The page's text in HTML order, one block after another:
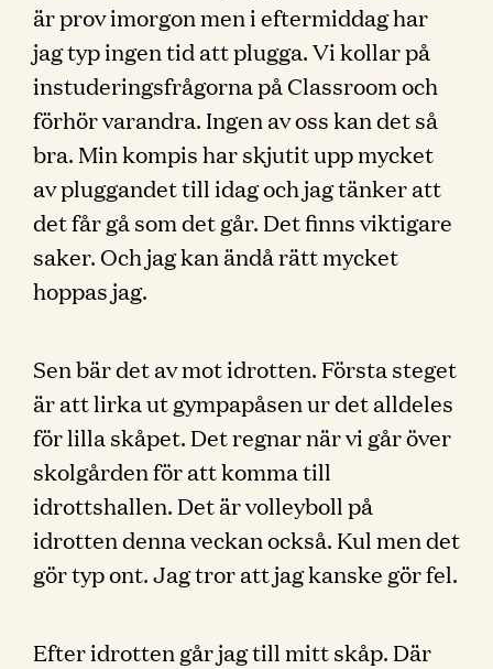
är prov imorgon men i eftermiddag har
jag typ ingen tid att plugga. Vi kollar på
instuderingsfrågorna på Classroom och
förhör varandra. Ingen av oss kan det så
bra. Min kompis har skjutit upp mycket
av pluggandet till idag och jag tänker att
det får gå som det går. Det finns viktigare
saker. Och jag kan ändå rätt mycket
hoppas jag.
Sen bär det av mot idrotten. Första steget
är att lirka ut gympapåsen ur det alldeles
för lilla skåpet. Det regnar när vi går över
skolgården för att komma till
idrottshallen. Det är volleyboll på
idrotten denna veckan också. Kul men det
gör typ ont. Jag tror att jag kanske gör fel.
Efter idrotten går jag till mitt skåp. Där